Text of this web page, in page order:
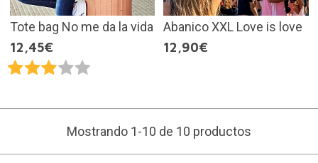
Tote bag No me da la vida
12,45€
Abanico XXL Love is love
12,90€
Mostrando 1-10 de 10 productos